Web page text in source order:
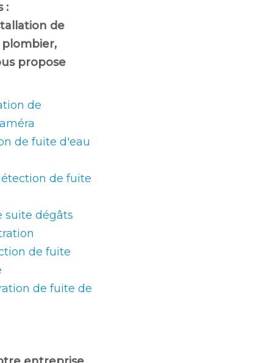
:
de
,
propose
de
de fuite d'eau
de fuite
suite dégâts
de fuite
de fuite de